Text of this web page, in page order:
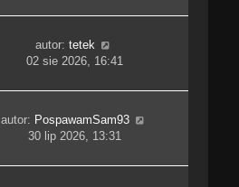
autor: tetek
02 sie 2026, 16:41
autor: PospawamSam93
30 lip 2026, 13:31